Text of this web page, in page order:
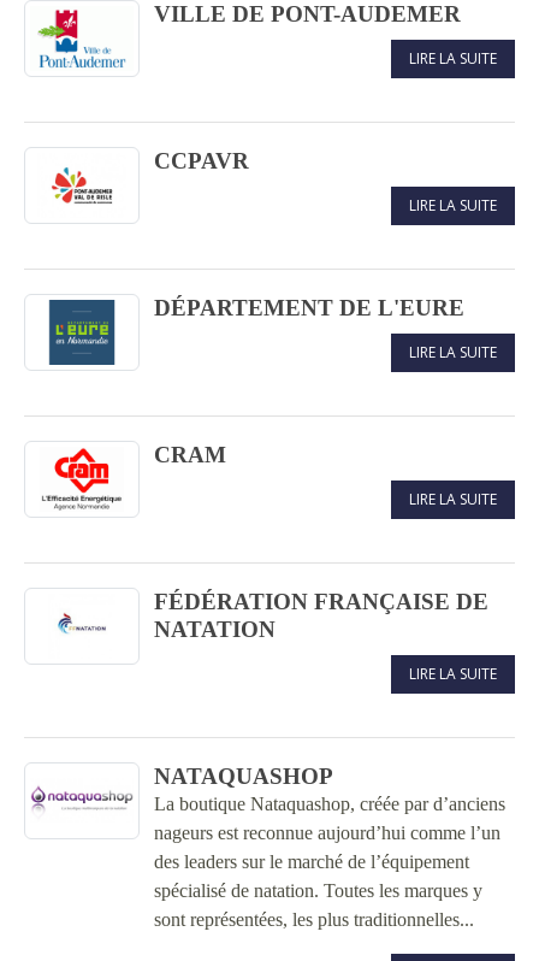
VILLE DE PONT-AUDEMER
LIRE LA SUITE
CCPAVR
LIRE LA SUITE
DÉPARTEMENT DE L'EURE
LIRE LA SUITE
CRAM
LIRE LA SUITE
FÉDÉRATION FRANÇAISE DE
NATATION
LIRE LA SUITE
NATAQUASHOP
La boutique Nataquashop, créée par d’anciens
nageurs est reconnue aujourd’hui comme l’un
des leaders sur le marché de l’équipement
spécialisé de natation. Toutes les marques y
sont représentées, les plus traditionnelles...